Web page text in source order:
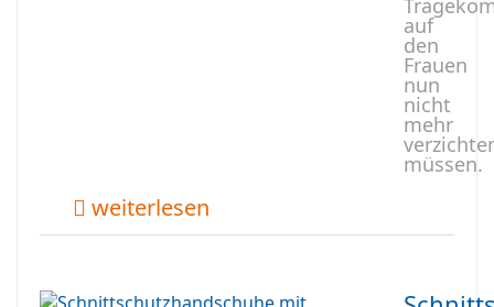
auf
den
Frauen
nun
nicht
mehr
müssen.
weiterlesen